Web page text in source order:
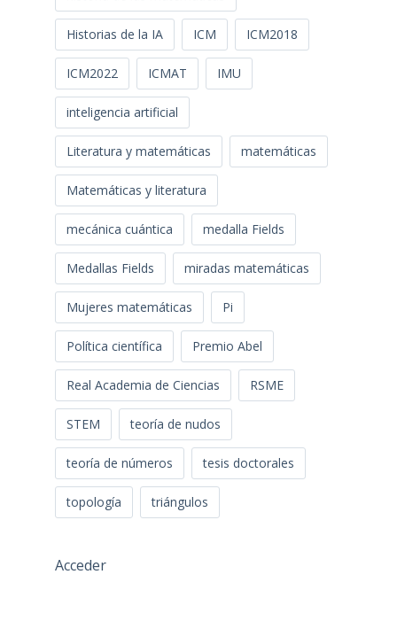
Historias de la IA ICM ICM2018
ICM2022 ICMAT IMU
inteligencia artificial
Literatura y matemáticas matemáticas
Matemáticas y literatura
mecánica cuántica medalla Fields
Medallas Fields miradas matemáticas
Mujeres matemáticas Pi
Política científica Premio Abel
Real Academia de Ciencias RSME
STEM teoría de nudos
teoría de números tesis doctorales
topología triángulos
Acceder